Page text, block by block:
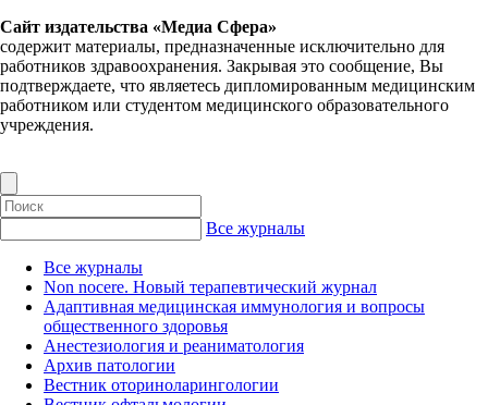
Сайт издательства «Медиа Сфера»
содержит материалы, предназначенные исключительно для
работников здравоохранения. Закрывая это сообщение, Вы
подтверждаете, что являетесь дипломированным медицинским
работником или студентом медицинского образовательного
учреждения.
Все журналы
Все журналы
Non nocere. Новый терапевтический журнал
Адаптивная медицинская иммунология и вопросы
общественного здоровья
Анестезиология и реаниматология
Архив патологии
Вестник оториноларингологии